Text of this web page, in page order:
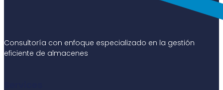
Consultoría con enfoque especializado en la gestión
eficiente de almacenes